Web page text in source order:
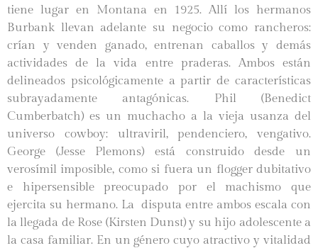
tiene lugar en Montana en 1925. Allí los hermanos
Burbank llevan adelante su negocio como rancheros:
crían y venden ganado, entrenan caballos y demás
actividades de la vida entre praderas. Ambos están
delineados psicológicamente a partir de características
subrayadamente antagónicas. Phil (Benedict
Cumberbatch) es un muchacho a la vieja usanza del
universo cowboy: ultraviril, pendenciero, vengativo.
George (Jesse Plemons) está construido desde un
verosímil imposible, como si fuera un flogger dubitativo
e hipersensible preocupado por el machismo que
ejercita su hermano. La disputa entre ambos escala con
la llegada de Rose (Kirsten Dunst) y su hijo adolescente a
la casa familiar. En un género cuyo atractivo y vitalidad